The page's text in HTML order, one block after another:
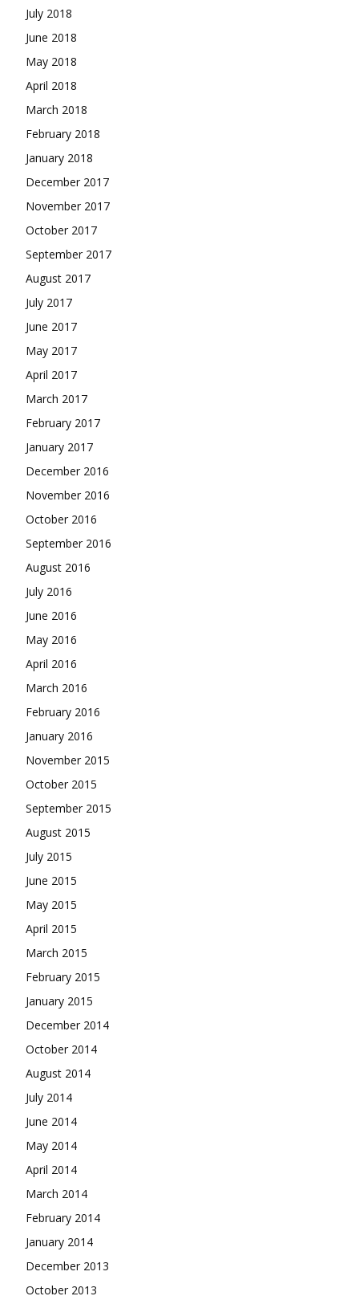
July 2018
June 2018
May 2018
April 2018
March 2018
February 2018
January 2018
December 2017
November 2017
October 2017
September 2017
August 2017
July 2017
June 2017
May 2017
April 2017
March 2017
February 2017
January 2017
December 2016
November 2016
October 2016
September 2016
August 2016
July 2016
June 2016
May 2016
April 2016
March 2016
February 2016
January 2016
November 2015
October 2015
September 2015
August 2015
July 2015
June 2015
May 2015
April 2015
March 2015
February 2015
January 2015
December 2014
October 2014
August 2014
July 2014
June 2014
May 2014
April 2014
March 2014
February 2014
January 2014
December 2013
October 2013